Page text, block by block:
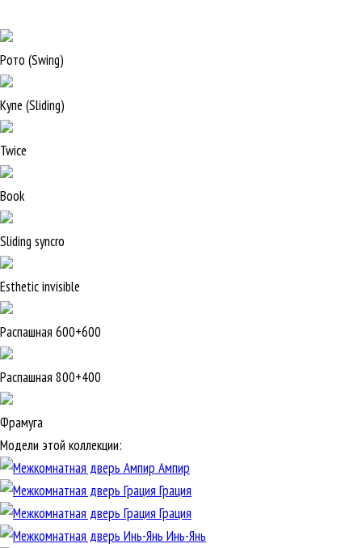
Рото (Swing)
Купе (Sliding)
Twice
Book
Sliding syncro
Esthetic invisible
Распашная 600+600
Распашная 800+400
Фрамуга
Модели этой коллекции:
Ампир
Грация
Грация
Инь-Янь